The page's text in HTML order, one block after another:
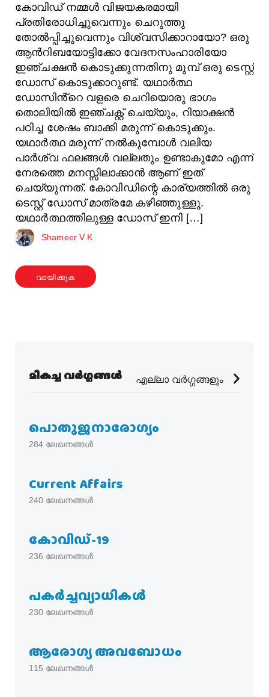
കോവിഡ് നമ്മൾ വിജയകരമായി
പ്രതിരോധിച്ചുവെന്നും ചെറുത്തു
തോൽപ്പിച്ചുവെന്നും വിശ്വസിക്കാറായോ? ഒരു
ആൻറിബയോട്ടിക്കോ വേദനസംഹാരിയോ
ഇഞ്ചക്ഷൻ കൊടുക്കുന്നതിനു മുമ്പ് ഒരു ടെസ്റ്റ്
ഡോസ് കൊടുക്കാറുണ്ട്. യഥാർത്ഥ
ഡോസിൻ്റെ വളരെ ചെറിയൊരു ഭാഗം
തൊലിയിൽ ഇഞ്ചക്റ്റ് ചെയ്യും, റിയാക്ഷൻ
പഠിച്ച ശേഷം ബാക്കി മരുന്ന് കൊടുക്കും.
യഥാർത്ഥ മരുന്ന് നൽകുമ്പോൾ വലിയ
പാർശ്വ ഫലങ്ങൾ വല്ലതും ഉണ്ടാകുമോ എന്ന്
നേരത്തെ മനസ്സിലാക്കാൻ ആണ് ഇത്
ചെയ്യുന്നത്. കോവിഡിന്റെ കാര്യത്തിൽ ഒരു
ടെസ്റ്റ് ഡോസ് മാത്രമേ കഴിഞ്ഞുള്ളൂ.
യഥാർത്ഥത്തിലുള്ള ഡോസ് ഇനി […]
Shameer V K
വായിക്കുക
മികച്ച വർഗ്ഗങ്ങൾ എല്ലാ വർഗ്ഗങ്ങളും
പൊതുജനാരോഗ്യം
284 ലേഖനങ്ങൾ
Current Affairs
240 ലേഖനങ്ങൾ
കോവിഡ്-19
236 ലേഖനങ്ങൾ
പകര്‍ച്ചവ്യാധികള്‍
230 ലേഖനങ്ങൾ
ആരോഗ്യ അവബോധം
115 ലേഖനങ്ങൾ